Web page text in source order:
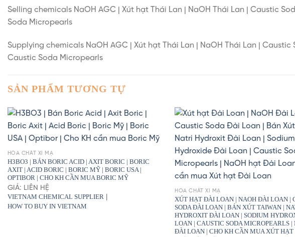
Selling chemicals NaOH AGC | Xút hạt Thái Lan | NaOH Thái Lan | Caustic
Soda Micropearls
Supplying chemicals NaOH AGC | Xút hạt Thái Lan | NaOH Thái Lan |
Caustic Soda Micropearls
SẢN PHẨM TƯƠNG TỰ
HÓA CHẤT XI MẠ
H3BO3 | BÁN BORIC ACID | AXIT BORIC | BORIC
AXIT | ACID BORIC | BORIC MỸ | BORIC USA |
OPTIBOR | CHO KH CẦN MUA BORIC MỸ
GIÁ: LIÊN HỆ
VIETNAM CHEMICAL SUPPLIER|
HOW TO BUY IN VIETNAM
HÓA CHẤT XI MẠ
XÚT HẠT ĐÀI LOAN | NAOH ĐÀI LOAN |
SODA ĐÀI LOAN | BÁN XÚT TAIWAN |
HYDROXIT ĐÀI LOAN | SODIUM
LOAN | CAUSTIC SODA MICROPEARLS |
ĐÀI LOAN | CHO KH CẦN MUA XÚT